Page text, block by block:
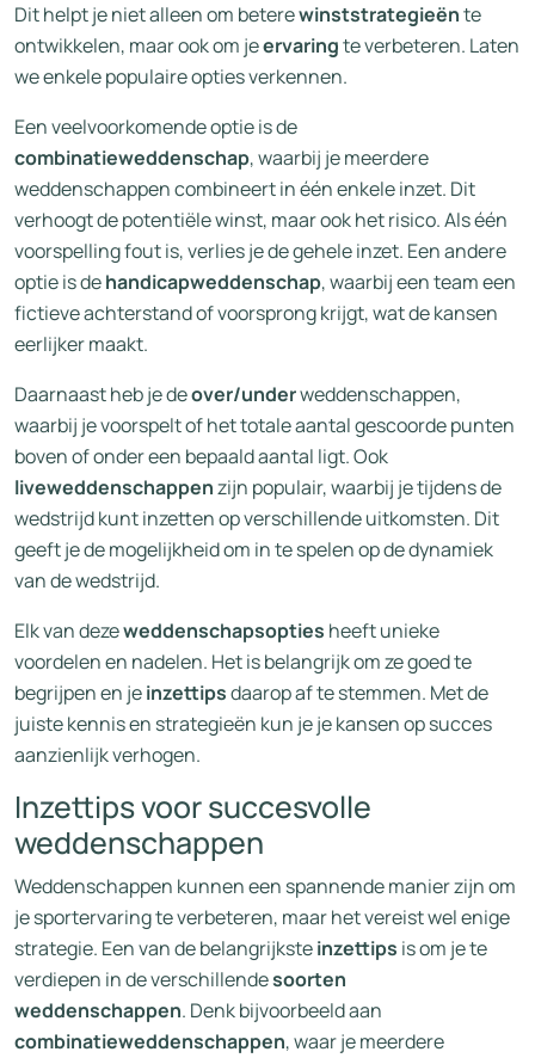
Dit helpt je niet alleen om beterewinststrategieënte
ontwikkelen, maar ook om jeervaringte verbeteren. Laten
we enkele populaire opties verkennen.
Een veelvoorkomende optie is de
combinatieweddenschap, waarbij je meerdere
weddenschappen combineert in één enkele inzet. Dit
verhoogt de potentiële winst, maar ook het risico. Als één
voorspelling fout is, verlies je de gehele inzet. Een andere
optie is dehandicapweddenschap, waarbij een team een
fictieve achterstand of voorsprong krijgt, wat de kansen
eerlijker maakt.
Daarnaast heb je deover/underweddenschappen,
waarbij je voorspelt of het totale aantal gescoorde punten
boven of onder een bepaald aantal ligt. Ook
liveweddenschappenzijn populair, waarbij je tijdens de
wedstrijd kunt inzetten op verschillende uitkomsten. Dit
geeft je de mogelijkheid om in te spelen op de dynamiek
van de wedstrijd.
Elk van dezeweddenschapsopties heeft unieke
voordelen en nadelen. Het is belangrijk om ze goed te
begrijpen en jeinzettipsdaarop af te stemmen. Met de
juiste kennis en strategieën kun je je kansen op succes
aanzienlijk verhogen.
Inzettips voor succesvolle
weddenschappen
Weddenschappen kunnen een spannende manier zijn om
je sportervaring te verbeteren, maar het vereist wel enige
strategie. Een van de belangrijksteinzettips is om je te
verdiepen in de verschillendesoorten
weddenschappen. Denk bijvoorbeeld aan
combinatieweddenschappen, waar je meerdere